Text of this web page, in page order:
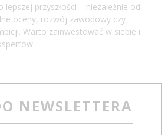
przyszłości – niezależnie od
oceny, rozwój zawodowy czy
Warto zainwestować w siebie i
NEWSLETTERA